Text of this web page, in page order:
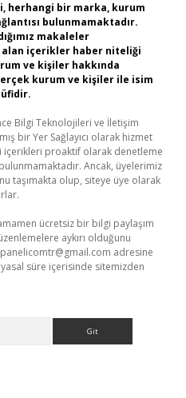
herhangi bir marka, kurum
bulunmamaktadır.
makaleler
alan içerikler haber niteliği
ve kişiler hakkında
kurum ve kişiler ile isim
Bilgi Teknolojileri ve İletişim
bir Yer Sağlayıcı olarak hizmet
içerikleri proaktif olarak denetleme
Ancak, üyelerimiz
taşımakta olup, siteye üye olarak
ücretsiz bir bilgi paylaşım
aykırı olduğunu
adresine
süre içerisinde sitemizden